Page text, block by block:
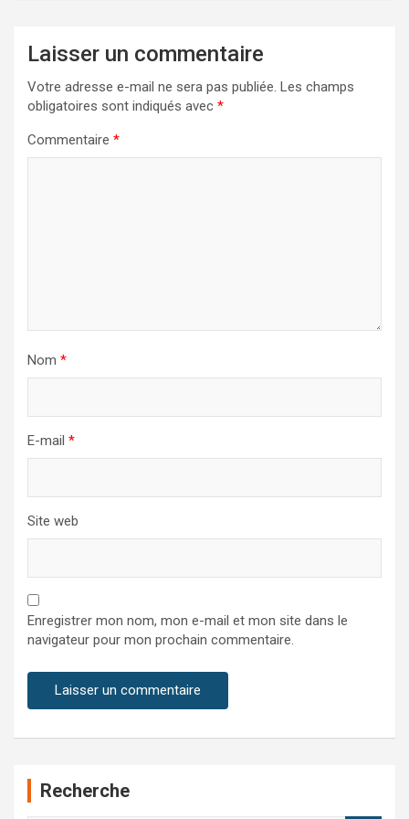
Laisser un commentaire
Votre adresse e-mail ne sera pas publiée. Les champs
obligatoires sont indiqués avec *
Commentaire *
Nom *
E-mail *
Site web
Enregistrer mon nom, mon e-mail et mon site dans le
navigateur pour mon prochain commentaire.
Recherche